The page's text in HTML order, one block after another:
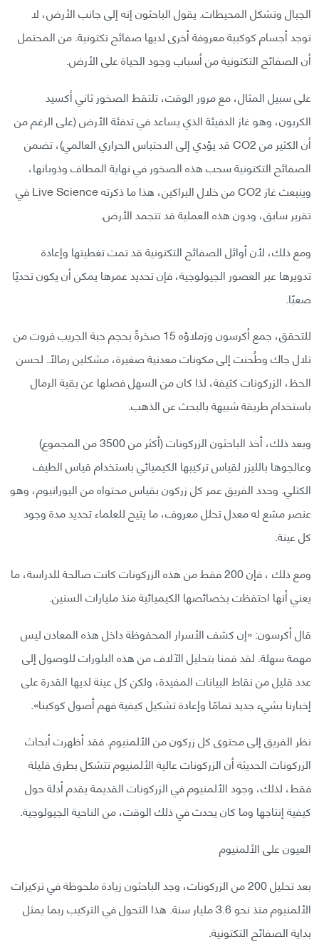
الجبال وتشكل المحيطات. يقول الباحثون إنه إلى جانب الأرض، لا
توجد أجسام كوكبية معروفة أخرى لديها صفائح تكتونية. من المحتمل
أن الصفائح التكتونية من أسباب وجود الحياة على الأرض.
على سبيل المثال، مع مرور الوقت، تلتقط الصخور ثاني أكسيد
الكربون، وهو غاز الدفيئة الذي يساعد في تدفئة الأرض (على الرغم من
أن الكثير من CO2 قد يؤدي إلى الاحتباس الحراري العالمي)، تضمن
الصفائح التكتونية سحب هذه الصخور في نهاية المطاف وذوبانها،
وينبعث غاز CO2 من خلال البراكين، هذا ما ذكرته Live Science في
تقرير سابق، ودون هذه العملية قد تتجمد الأرض.
ومع ذلك، لأن أوائل الصفائح التكتونية قد تمت تغطيتها وإعادة
تدويرها عبر العصور الجيولوجية، فإن تحديد عمرها يمكن أن يكون تحديًا
صعبًا.
للتحقق، جمع أكرسون وزملاؤه 15 صخرةً بحجم حبة الجريب فروت من
تلال جاك وطُحنت إلى مكونات معدنية صغيرة، مشكلين رمالاً. لحسن
الحظ، الزركونات كثيفة، لذا كان من السهل فصلها عن بقية الرمال
باستخدام طريقة شبيهة بالبحث عن الذهب.
وبعد ذلك، أخذ الباحثون الزركونات (أكثر من 3500 من المجموع)
وعالجوها بالليزر لقياس تركيبها الكيميائي باستخدام قياس الطيف
الكتلي. وحدد الفريق عمر كل زركون بقياس محتواه من اليورانيوم، وهو
عنصر مشع له معدل تحلل معروف، ما يتيح للعلماء تحديد مدة وجود
كل عينة.
ومع ذلك ، فإن 200 فقط من هذه الزركونات كانت صالحة للدراسة، ما
يعني أنها احتفظت بخصائصها الكيميائية منذ مليارات السنين.
قال أكرسون: «إن كشف الأسرار المحفوظة داخل هذه المعادن ليس
مهمة سهلة. لقد قمنا بتحليل الآلاف من هذه البلورات للوصول إلى
عدد قليل من نقاط البيانات المفيدة، ولكن كل عينة لديها القدرة على
إخبارنا بشيء جديد تمامًا وإعادة تشكيل كيفية فهم أصول كوكبنا».
نظر الفريق إلى محتوى كل زركون من الألمنيوم. فقد أظهرت أبحاث
الزركونات الحديثة أن الزركونات عالية الألمنيوم تتشكل بطرق قليلة
فقط، لذلك، وجود الألمنيوم في الزركونات القديمة يقدم أدلة حول
كيفية إنتاجها وما كان يحدث في ذلك الوقت، من الناحية الجيولوجية.
العيون على الألمنيوم
بعد تحليل 200 من الزركونات، وجد الباحثون زيادة ملحوظة في تركيزات
الألمنيوم منذ نحو 3.6 مليار سنة. هذا التحول في التركيب ربما يمثل
بداية الصفائح التكتونية.